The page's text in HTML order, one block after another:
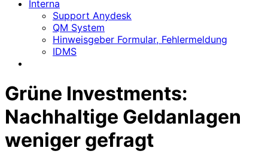
Interna
Support Anydesk
QM System
Hinweisgeber Formular, Fehlermeldung
IDMS
Grüne Investments:
Nachhaltige Geldanlagen
weniger gefragt